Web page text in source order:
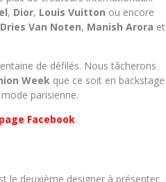
, Dior, Louis Vuitton ou encore
Dries Van Noten, Manish Arora et
de défilés. Nous tâcherons
Week que ce soit en backstage
parisienne.
page Facebook.
le deuxième designer à présenter